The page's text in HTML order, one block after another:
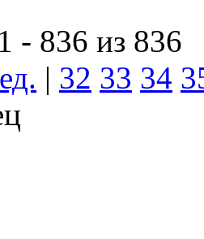
- 836 из 836
| 32 33 34